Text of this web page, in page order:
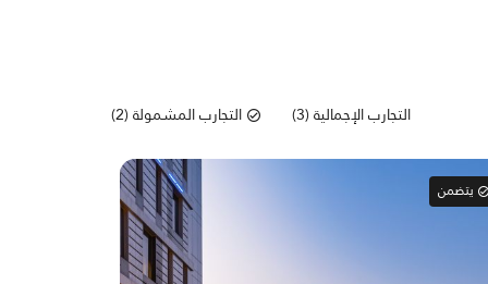
التجارب الإجمالية (3) التجارب المشمولة (2)
يتضمن